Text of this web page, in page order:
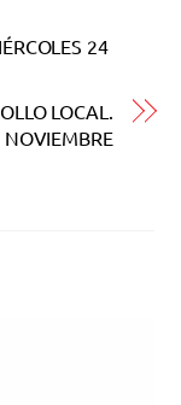
24
LOCAL.
NOVIEMBRE